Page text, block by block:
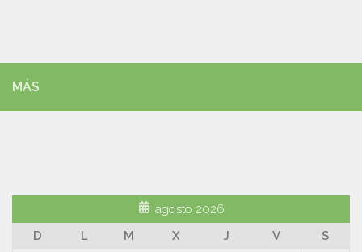
MÁS
agosto 2026
D
L M X J V
S